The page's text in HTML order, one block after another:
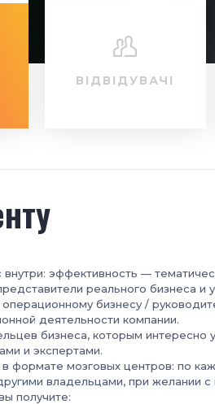
ВІДВІДУВАЧІ
эффективность —
реального бизнеса и
бизнесу /
деятельности компании.
бизнеса, которым интересно
и экспертами.
формате мозговых центров: по
владельцами, при желании
получите: